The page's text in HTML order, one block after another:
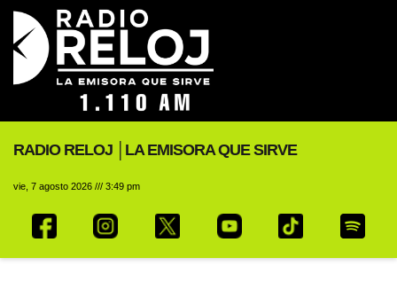
RADIO RELOJ │LA EMISORA QUE SIRVE
vie, 7 agosto 2026 /// 3:49 pm